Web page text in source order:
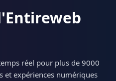
réel pour plus de 9000
et expériences numériques